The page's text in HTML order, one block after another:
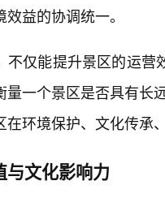
益的协调统一。
不仅能提升景区的运营
量一个景区是否具有长
在环境保护、文化传承
与文化影响力